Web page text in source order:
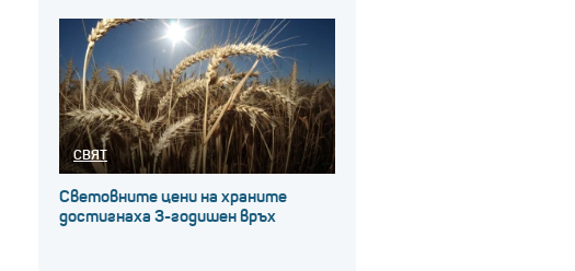
СВЯТ
Световните цени на храните
достигнаха 3-годишен връх